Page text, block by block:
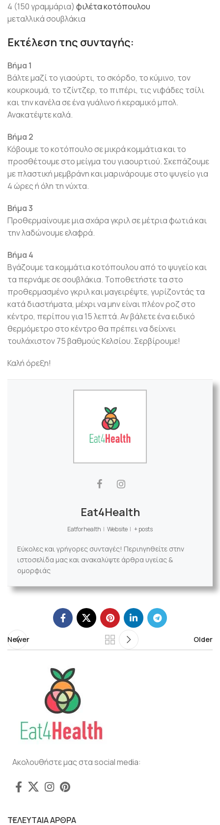
4 (150 γραμμάρια) φιλέτα κοτόπουλου
μεταλλικά σουβλάκια
Εκτέλεση της συνταγής:
Βήμα 1
Βάλτε μαζί το γιαούρτι, το σκόρδο, το κύμινο, τον
κουρκουμά, το τζίντζερ, το πιπέρι, τις νιφάδες τσίλι
και την κανέλα σε ένα γυάλινο ή κεραμικό μπολ.
Ανακατέψτε καλά.
Βήμα 2
Κόβουμε το κοτόπουλο σε μικρά κομμάτια και το
προσθέτουμε στο μείγμα του γιαουρτιού. Σκεπάζουμε
με πλαστική μεμβράνη και μαρινάρουμε στο ψυγείο για
4 ώρες ή όλη τη νύχτα.
Βήμα 3
Προθερμαίνουμε μια σχάρα γκριλ σε μέτρια φωτιά και
την λαδώνουμε ελαφρά.
Βήμα 4
Βγάζουμε τα κομμάτια κοτόπουλου από το ψυγείο και
τα περνάμε σε σουβλάκια. Τοποθετήστε τα στο
προθερμασμένο γκριλ και μαγειρέψτε, γυρίζοντάς τα
κατά διαστήματα, μέχρι να μην είναι πλέον ροζ στο
κέντρο, περίπου για 15 λεπτά. Αν βάλετε ένα ειδικό
θερμόμετρο στο κέντρο θα πρέπει να δείχνει
τουλάχιστον 75 βαθμούς Κελσίου. Σερβίρουμε!
Καλή όρεξη!
Eat4Health
Eatforhealth | Website | + posts
Εύκολες και γρήγορες συνταγές! Περιηγηθείτε στην
ιστοσελίδα μας και ανακαλύψτε άρθρα υγείας &
ομορφιάς
Newer Older
Ακολουθήστε μας στα social media:
ΤΕΛΕΥΤΑΙΑ ΑΡΘΡΑ